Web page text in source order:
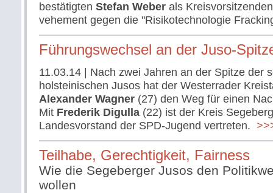
bestätigten Stefan Weber als
vehement gegen die "Risikotechnologie
Führungswechsel an der Juso-
11.03.14 | Nach zwei Jahren an der Spitze der
holsteinischen Jusos hat der Westerrader
Alexander Wagner (27) den Weg für einen
Mit Frederik Digulla (22) ist der Kreis
Landesvorstand der SPD-Jugend vertreten.
Teilhabe, Gerechtigkeit, Fairness
Wie die Segeberger Jusos den
wollen